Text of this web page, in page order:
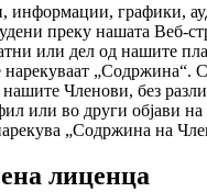
информации, графики,
преку нашата Веб-
или дел од нашите
нарекуваат „Содржина“.
нашите Членови, без
или во други објави
„Содржина на
лиценца